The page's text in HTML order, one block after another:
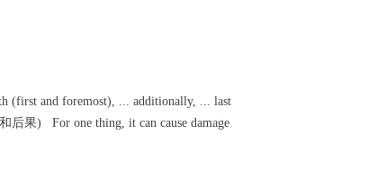
(first and foremost), ... additionally, ... last
后果) For one thing, it can cause damage